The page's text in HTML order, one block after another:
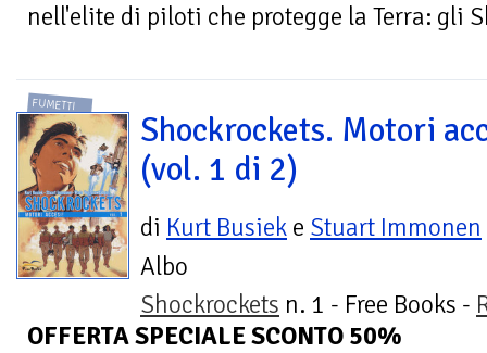
nell'elite di piloti che protegge la Terra: gli
FUMETTI
Shockrockets. Motori
(vol. 1 di 2)
di Kurt Busiek e Stuart Immonen
Albo
Shockrockets n. 1 - Free Books -
OFFERTA SPECIALE SCONTO 50%